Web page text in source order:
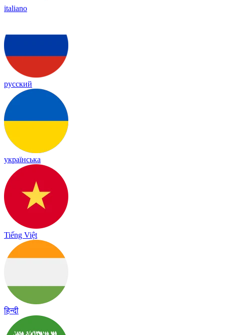
italiano
русский
українська
Tiếng Việt
हिन्दी